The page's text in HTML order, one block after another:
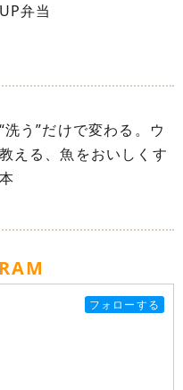
弁当
う”だけで変わる。ウ
える、魚をおいしくす
フォローする